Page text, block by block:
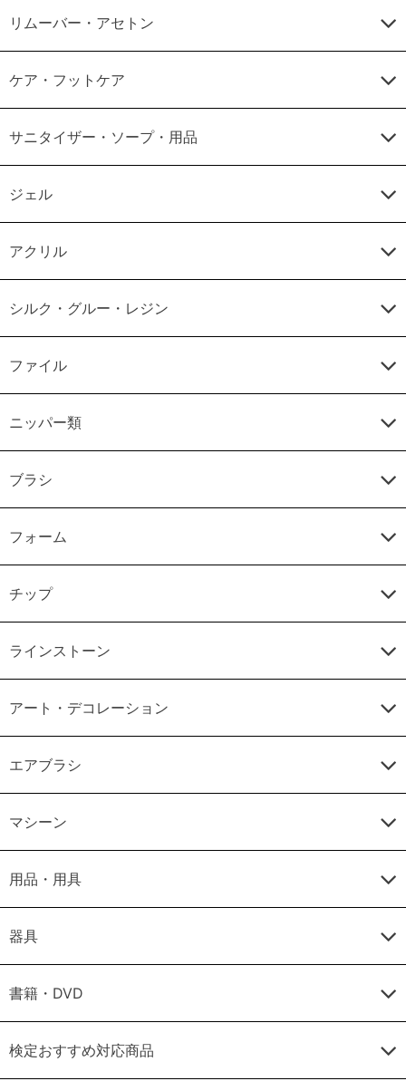
リムーバー・アセトン
ケア・フットケア
サニタイザー・ソープ・用品
ジェル
アクリル
シルク・グルー・レジン
ファイル
ニッパー類
ブラシ
フォーム
チップ
ラインストーン
アート・デコレーション
エアブラシ
マシーン
用品・用具
器具
書籍・DVD
検定おすすめ対応商品